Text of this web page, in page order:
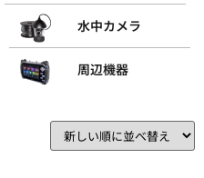
水中カメラ
周辺機器